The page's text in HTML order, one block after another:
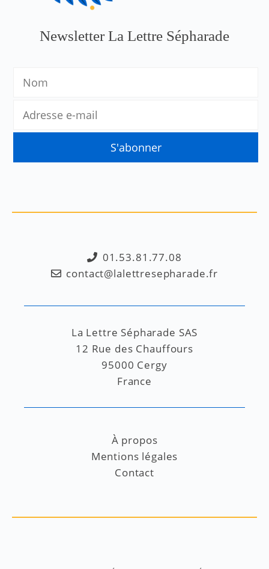
Newsletter La Lettre Sépharade
01.53.81.77.08
contact@lalettresepharade.fr
La Lettre Sépharade SAS
12 Rue des Chauffours
95000 Cergy
France
À propos
Mentions légales
Contact